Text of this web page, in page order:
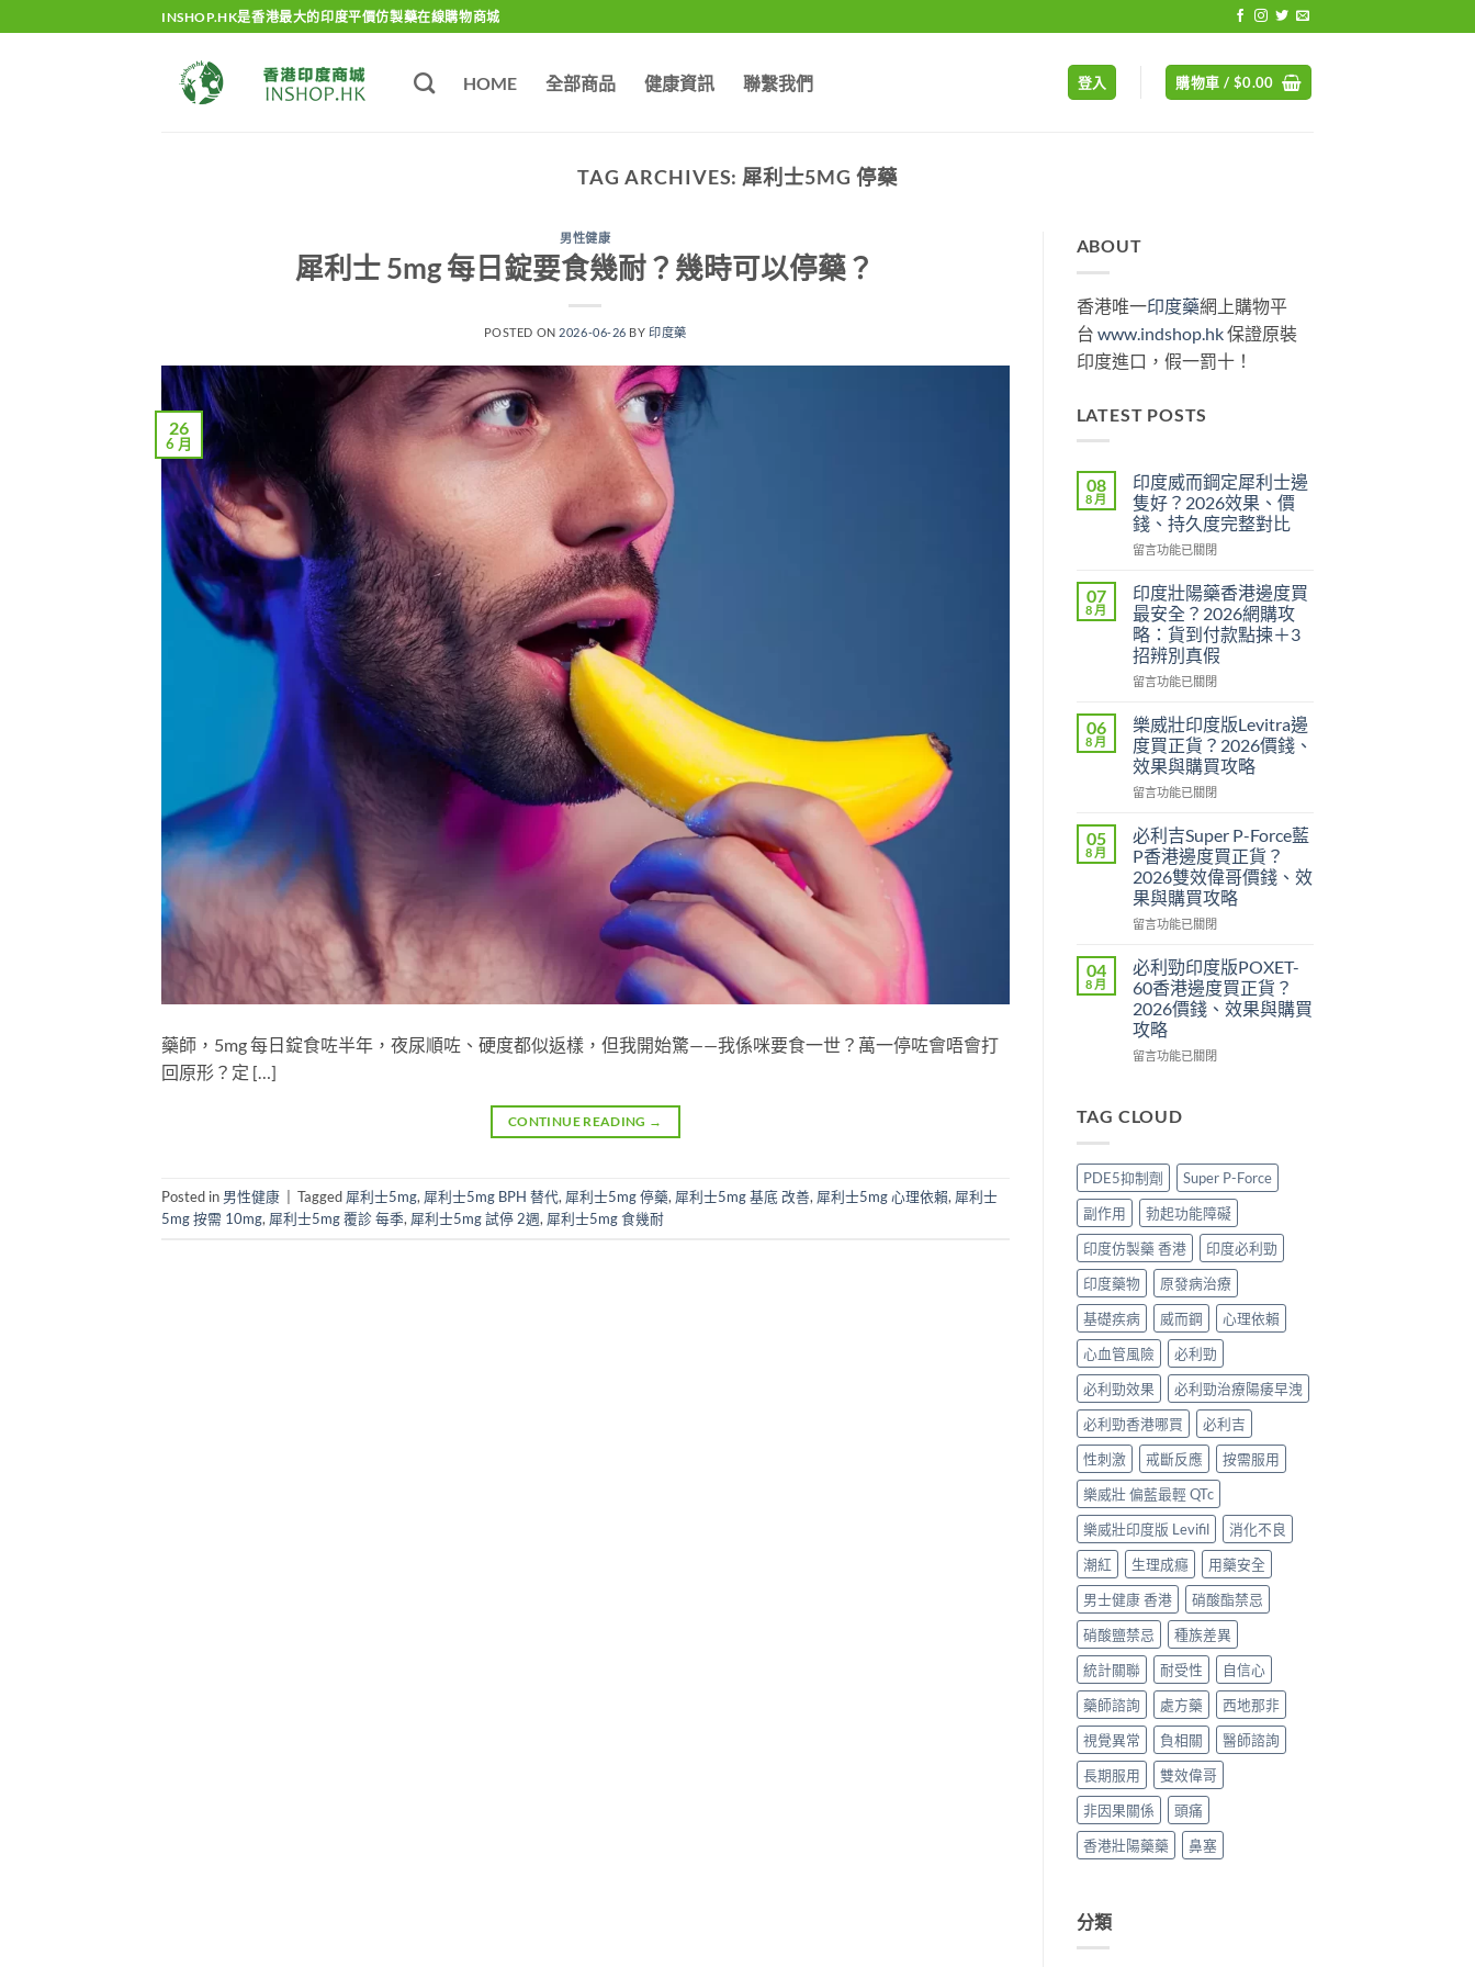
to
INSHOP.HK是香港最大的印度平價仿製藥在線購物商城
HOME 全部商品 健康資訊 聯繫我們 登入 購物車 / $0.00
TAG ARCHIVES: 犀利士5MG 停藥
男性健康
犀利士 5mg 每日錠要食幾耐？幾時可以停藥？
POSTED ON 2026-06-26 BY印度藥
26
6 月
藥師，5mg 每日錠食咗半年，夜尿順咗、硬度都似返樣，但我開始驚——我係咪要食一世？萬一停咗會唔會打
回原形？定 […]
CONTINUE READING →
Posted in 男性健康 Tagged 犀利士5mg, 犀利士5mg BPH 替代, 犀利士5mg 停藥, 犀利士5mg 基底 改善, 犀利士5mg 心理依賴, 犀利士
5mg 按需 10mg, 犀利士5mg 覆診 每季, 犀利士5mg 試停 2週, 犀利士5mg 食幾耐
ABOUT
香港唯一印度藥網上購物平
台 www.indshop.hk保證原裝
印度進口，假一罰十！
LATEST POSTS
08
8 月
印度威而鋼定犀利士邊
隻好？2026效果、價
錢、持久度完整對比
在
度
威
而
鋼
定
犀
士
邊
隻
好？
2026
果、
價
錢、
持
久
度
整
對
比〉
中
留言功能已關閉
07
8 月
印度壯陽藥香港邊度買
最安全？2026網購攻
略：貨到付款點揀＋3
招辨別真假
在
度
壯
陽
藥
香
邊
度
買
最
安
全？
網
購
攻
略：
貨
到
點
3
招
辨
別
真
假〉
中
留言功能已關閉
06
8 月
樂威壯印度版Levitra邊
度買正貨？2026價錢、
效果與購買攻略
在
威
壯
印
度
版
Levitra
度
買
正
貨？
2026
價
果
與
買
攻
略〉
留言功能已關閉
05
8 月
必利吉Super P-Force藍
P香港邊度買正貨？
2026雙效偉哥價錢、效
果與購買攻略
在
利
吉
Super
P-
Force
藍
港
買
正
貨？
2026
雙
效
偉
哥
價
錢、
效
果
與
購
買
攻
略〉
中
留言功能已關閉
04
8 月
必利勁印度版POXET-
60香港邊度買正貨？
2026價錢、效果與購買
攻略
在
勁
版
POXET-
60
香
港
邊
度
買
正
貨？
2026
價
錢、
效
果
與
買
攻
略〉
中
留言功能已關閉
TAG CLOUD
PDE5抑制劑
Super P-Force
副作用
勃起功能障礙
印度仿製藥 香港
印度必利勁
印度藥物
原發病治療
基礎疾病
威而鋼
心理依賴
心血管風險
必利勁
必利勁效果
必利勁治療陽痿早洩
必利勁香港哪買
必利吉
性刺激
戒斷反應
按需服用
樂威壯 偏藍最輕 QTc
樂威壯印度版 Levifil
消化不良
潮紅
生理成癮
用藥安全
男士健康 香港
硝酸酯禁忌
硝酸鹽禁忌
種族差異
統計關聯
耐受性
自信心
藥師諮詢
處方藥
西地那非
視覺異常
負相關
醫師諮詢
長期服用
雙效偉哥
非因果關係
頭痛
香港壯陽藥藥
鼻塞
分類